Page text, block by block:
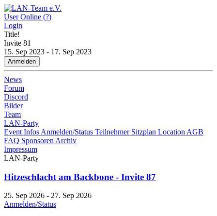
User Online (?)
Login
Title!
Invite 81
15. Sep 2023 - 17. Sep 2023
Anmelden
News
Forum
Discord
Bilder
Team
LAN-Party
Event Infos Anmelden/Status Teilnehmer Sitzplan Location AGB
FAQ Sponsoren Archiv
Impressum
LAN-Party
Hitzeschlacht am Backbone - Invite 87
25. Sep 2026 - 27. Sep 2026
Anmelden/Status